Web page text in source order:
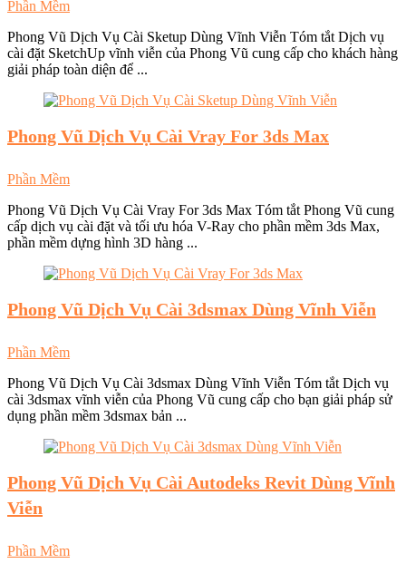
Phần Mềm
Phong Vũ Dịch Vụ Cài Sketup Dùng Vĩnh Viễn Tóm tắt Dịch vụ
cài đặt SketchUp vĩnh viễn của Phong Vũ cung cấp cho khách hàng
giải pháp toàn diện để ...
Phong Vũ Dịch Vụ Cài Vray For 3ds Max
Phần Mềm
Phong Vũ Dịch Vụ Cài Vray For 3ds Max Tóm tắt Phong Vũ cung
cấp dịch vụ cài đặt và tối ưu hóa V-Ray cho phần mềm 3ds Max,
phần mềm dựng hình 3D hàng ...
Phong Vũ Dịch Vụ Cài 3dsmax Dùng Vĩnh Viễn
Phần Mềm
Phong Vũ Dịch Vụ Cài 3dsmax Dùng Vĩnh Viễn Tóm tắt Dịch vụ
cài 3dsmax vĩnh viễn của Phong Vũ cung cấp cho bạn giải pháp sử
dụng phần mềm 3dsmax bản ...
Phong Vũ Dịch Vụ Cài Autodeks Revit Dùng Vĩnh
Viễn
Phần Mềm